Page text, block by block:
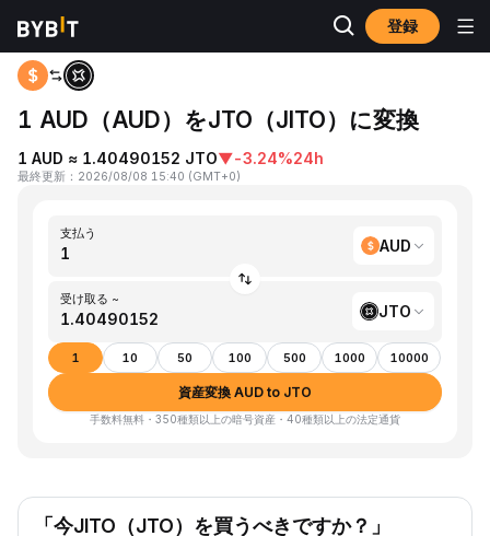
登録
ホーム AUD to JTO
1 AUD（AUD）をJTO（JITO）に変換
1 AUD ≈ 1.40490152 JTO▼-3.24%24h
最終更新 ： 2026/08/08 15:40 (GMT+0)
支払う
AUD
受け取る ~
JTO
1 10 50 100 500 1000 10000
資産変換 AUD to JTO
手数料無料・350種類以上の暗号資産・40種類以上の法定通貨
「今JITO（JTO）を買うべきですか？」